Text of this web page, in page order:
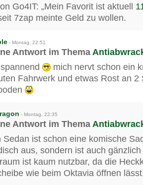
Go4IT: „Mein Favorit ist aktuell
7zap meinte Geld zu wollen.
- Montag, 22:51
Antwort im Thema
mich nervt schon ein
Fahrwerk und etwas Rost an 2
- Montag, 22:35
Antwort im Thema
Sedan ist schon eine komische
aus, sondern ist auch
ist kaum nutzbar, da die
wie beim Oktavia öffnen